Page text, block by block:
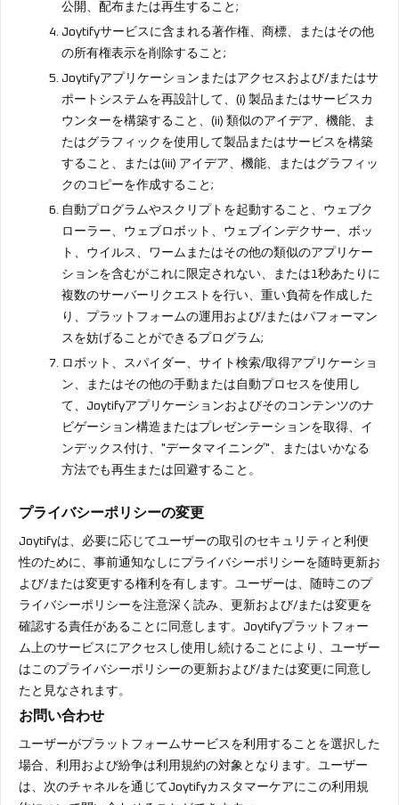
公開、配布または再生すること;
Joytifyサービスに含まれる著作権、商標、またはその他
の所有権表示を削除すること;
Joytifyアプリケーションまたはアクセスおよび/またはサ
ポートシステムを再設計して、(i) 製品またはサービスカ
ウンターを構築すること、(ii) 類似のアイデア、機能、ま
たはグラフィックを使用して製品またはサービスを構築
すること、または(iii) アイデア、機能、またはグラフィッ
クのコピーを作成すること;
自動プログラムやスクリプトを起動すること、ウェブク
ローラー、ウェブロボット、ウェブインデクサー、ボッ
ト、ウイルス、ワームまたはその他の類似のアプリケー
ションを含むがこれに限定されない、または1秒あたりに
複数のサーバーリクエストを行い、重い負荷を作成した
り、プラットフォームの運用および/またはパフォーマン
スを妨げることができるプログラム;
ロボット、スパイダー、サイト検索/取得アプリケーショ
ン、またはその他の手動または自動プロセスを使用し
て、Joytifyアプリケーションおよびそのコンテンツのナ
ビゲーション構造またはプレゼンテーションを取得、イ
ンデックス付け、"データマイニング"、またはいかなる
方法でも再生または回避すること。
プライバシーポリシーの変更
Joytifyは、必要に応じてユーザーの取引のセキュリティと利便
性のために、事前通知なしにプライバシーポリシーを随時更新お
よび/または変更する権利を有します。ユーザーは、随時このプ
ライバシーポリシーを注意深く読み、更新および/または変更を
確認する責任があることに同意します。Joytifyプラットフォー
ム上のサービスにアクセスし使用し続けることにより、ユーザー
はこのプライバシーポリシーの更新および/または変更に同意し
たと見なされます。
お問い合わせ
ユーザーがプラットフォームサービスを利用することを選択した
場合、利用および紛争は利用規約の対象となります。ユーザー
は、次のチャネルを通じてJoytifyカスタマーケアにこの利用規